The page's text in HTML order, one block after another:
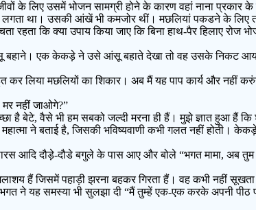
के लिए उसमें भोजन सामग्री होने के कारण वहां नाना
लगता था। उसकी आंखें भी कमजोर थीं। मछलियां पकडने के
रहता कि क्या उपाय किया जाए कि बिना हाथ-पैर हिलाए
एक केकड़े ने उसे आंसू बहाते देखा तो वह उसके निकट आया
कर लिया मछलियों का शिकार। अब मैं यह पाप कार्य और नहीं
मर नहीं जाओगे?”
है बेटे, वैसे भी हम सबको जल्दी मरना ही हैं। मुझे ज्ञात हुआ हैं कि
ने बताई है, जिसकी भविष्यवाणी कभी गलत नहीं होती।
आदि दौड़े-दौडे बगुले के पास आए और बोले “भगत मामा, अब
हैं जिसमें पहाड़ी झरना बहकर गिरता हैं। वह कभी नहीं
ने यह समस्या भी सुलझा दी “मैं तुम्हें एक-एक करके अपनी पीठ